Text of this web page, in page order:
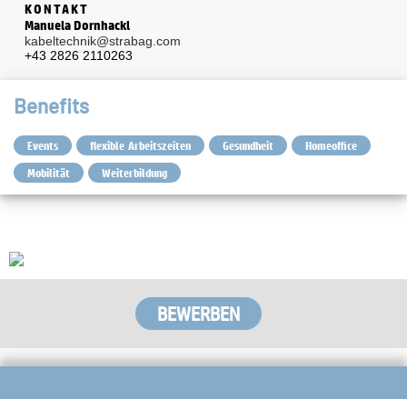
KONTAKT
Manuela Dornhackl
kabeltechnik@strabag.com
+43 2826 2110263
Benefits
Events flexible Arbeitszeiten Gesundheit
Homeoffice
Mobilität
Weiterbildung